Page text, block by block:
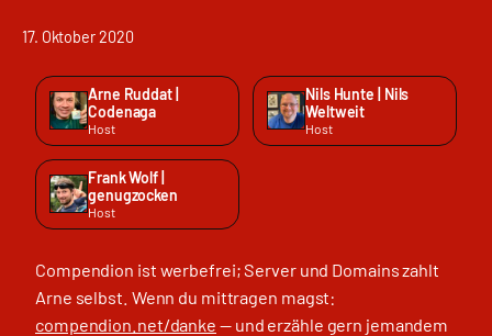
17. Oktober 2020
Arne Ruddat |
Codenaga
Host
Nils Hunte | Nils
Weltweit
Host
Frank Wolf |
genugzocken
Host
Compendion ist werbefrei; Server und Domains zahlt
Arne selbst. Wenn du mittragen magst:
compendion.net/danke — und erzähle gern jemandem